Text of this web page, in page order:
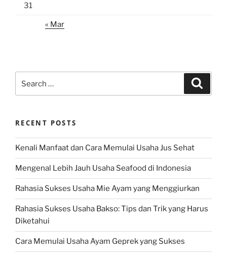
31
« Mar
for:
RECENT POSTS
Kenali Manfaat dan Cara Memulai Usaha Jus Sehat
Mengenal Lebih Jauh Usaha Seafood di Indonesia
Rahasia Sukses Usaha Mie Ayam yang Menggiurkan
Rahasia Sukses Usaha Bakso: Tips dan Trik yang Harus
Diketahui
Cara Memulai Usaha Ayam Geprek yang Sukses